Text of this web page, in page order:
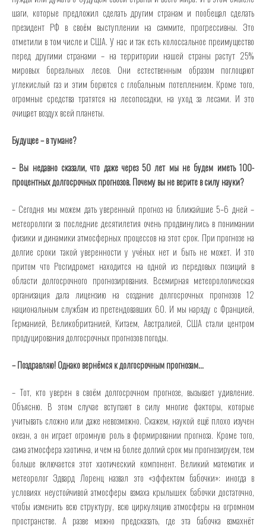
шаги, которые предложил сделать другим странам и пообещал сделать
президент РФ в своём выступлении на саммите, прогрессивны. Это
отметили в том числе и США. У нас и так есть колоссальное преимущество
перед другими странами – на территории нашей страны растут 25%
мировых бореальных лесов. Они естественным образом поглощают
углекислый газ и этим борются с глобальным потеплением. Кроме того,
огромные средства тратятся на лесопосадки, на уход за лесами. И это
очищает воздух всей планеты.
Будущее – в тумане?
– Вы недавно сказали, что даже через 50 лет мы не будем иметь 100-
процентных долгосрочных прогнозов. Почему вы не верите в силу науки?
– Сегодня мы можем дать уверенный прогноз на ближайшие 5–6 дней –
метеорологи за последние десятилетия очень продвинулись в понимании
физики и динамики атмосферных процессов на этот срок. При прогнозе на
долгие сроки такой уверенности у учёных нет и быть не может. И это
притом что Росгидромет находится на одной из передовых позиций в
области долгосрочного прогнозирования. Всемирная метеорологическая
организация дала лицензию на создание долгосрочных прогнозов 12
национальным службам из претендовавших 60. И мы наряду с Францией,
Германией, Великобританией, Китаем, Австралией, США стали центром
продуцирования долгосрочных прогнозов погоды.
– Поздравляю! Однако вернёмся к долгосрочным прогнозам…
– Тот, кто уверен в своём долгосрочном прогнозе, вызывает удивление.
Объясню. В этом случае вступают в силу многие факторы, которые
учитывать сложно или даже невозможно. Скажем, наукой ещё плохо изучен
океан, а он играет огромную роль в формировании прогноза. Кроме того,
сама атмосфера хаотична, и чем на более долгий срок мы прогнозируем, тем
больше включается этот хаотический компонент. Великий математик и
метеоролог Эдвард Лоренц назвал это «эффектом бабочки»: иногда в
условиях неустойчивой атмосферы взмаха крылышек бабочки достаточно,
чтобы изменить всю структуру, всю циркуляцию атмосферы на огромном
пространстве. А разве можно предсказать, где эта бабочка взмахнёт